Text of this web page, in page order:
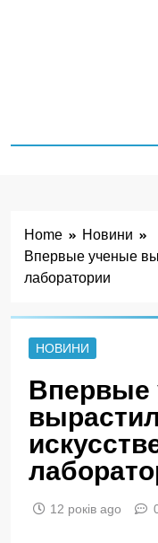
Home
Новини
Впервые ученые
лаборатории
НОВИНИ
Впервые
12 років ago